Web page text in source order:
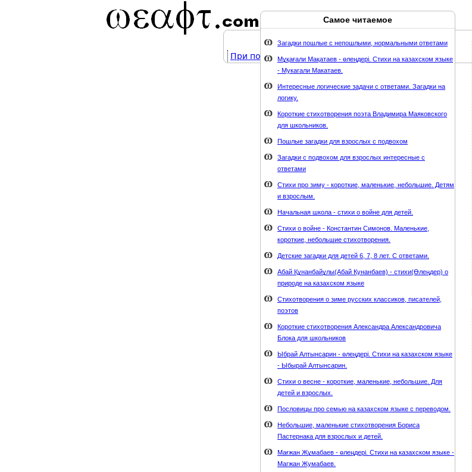
Самое читаемое
Загадки пошлые с непошлыми, нормальными ответами
Мұқағали Мақатаев - өлеңдері. Стихи на казахском языке
- Мукагали Макатаев.
Интересные логические задачи с ответами. Загадки на
логику.
Короткие стихотворения поэта Владимира Маяковского
для школьников.
Пошлые загадки для взрослых с подвохом
Загадки с подвохом для взрослых интересные с
ответами
Стихи про зиму - короткие, маленькие, небольшие. Детям
и взрослым.
Начальная школа - стихи о войне для детей.
Стихи о войне - Константин Симонов. Маленькие,
короткие, небольшие стихотворения.
Детские загадки для детей 6, 7, 8 лет. С ответами.
Абай Құнанбайұлы(Абай Кунанбаев) - стихи(Өлеңдер) о
природе на казахском языке
Стихотворения о зиме русских классиков, писателей,
поэтов
Короткие стихотворения Александра Александровича
Блока для школьников
Ыбрай Алтынсарин - өлеңдері. Стихи на казахском языке
- Ыбырай Алтынсарин.
Стихи о весне - короткие, маленькие, небольшие. Для
детей и взрослых.
Пословицы про семью на казахском языке с переводом.
Небольшие, маленькие стихотворения Бориса
Пастернака для взрослых и детей.
Мағжан Жұмабаев - өлеңдері. Стихи на казахском языке -
Магжан Жумабаев.
При поддержке стихи-классиков.ru